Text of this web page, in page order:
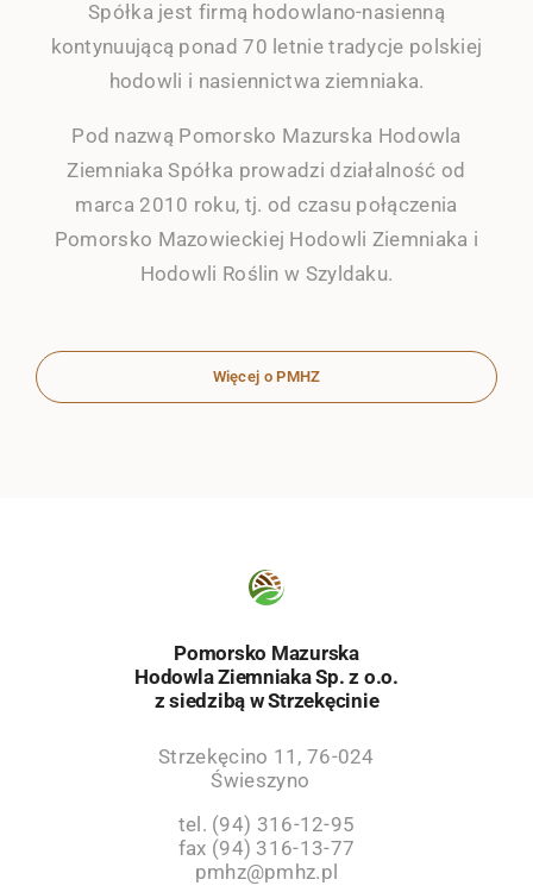
Spółka jest firmą hodowlano-nasienną
kontynuującą ponad 70 letnie tradycje polskiej
hodowli i nasiennictwa ziemniaka.
Pod nazwą Pomorsko Mazurska Hodowla
Ziemniaka Spółka prowadzi działalność od
marca 2010 roku, tj. od czasu połączenia
Pomorsko Mazowieckiej Hodowli Ziemniaka i
Hodowli Roślin w Szyldaku.
Więcej o PMHZ
Pomorsko Mazurska
Hodowla Ziemniaka Sp. z o.o.
z siedzibą w Strzekęcinie
Strzekęcino 11, 76-024
Świeszyno
tel. (94) 316-12-95
fax (94) 316-13-77
pmhz@pmhz.pl